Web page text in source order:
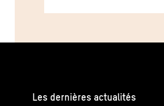
Les dernières actualités